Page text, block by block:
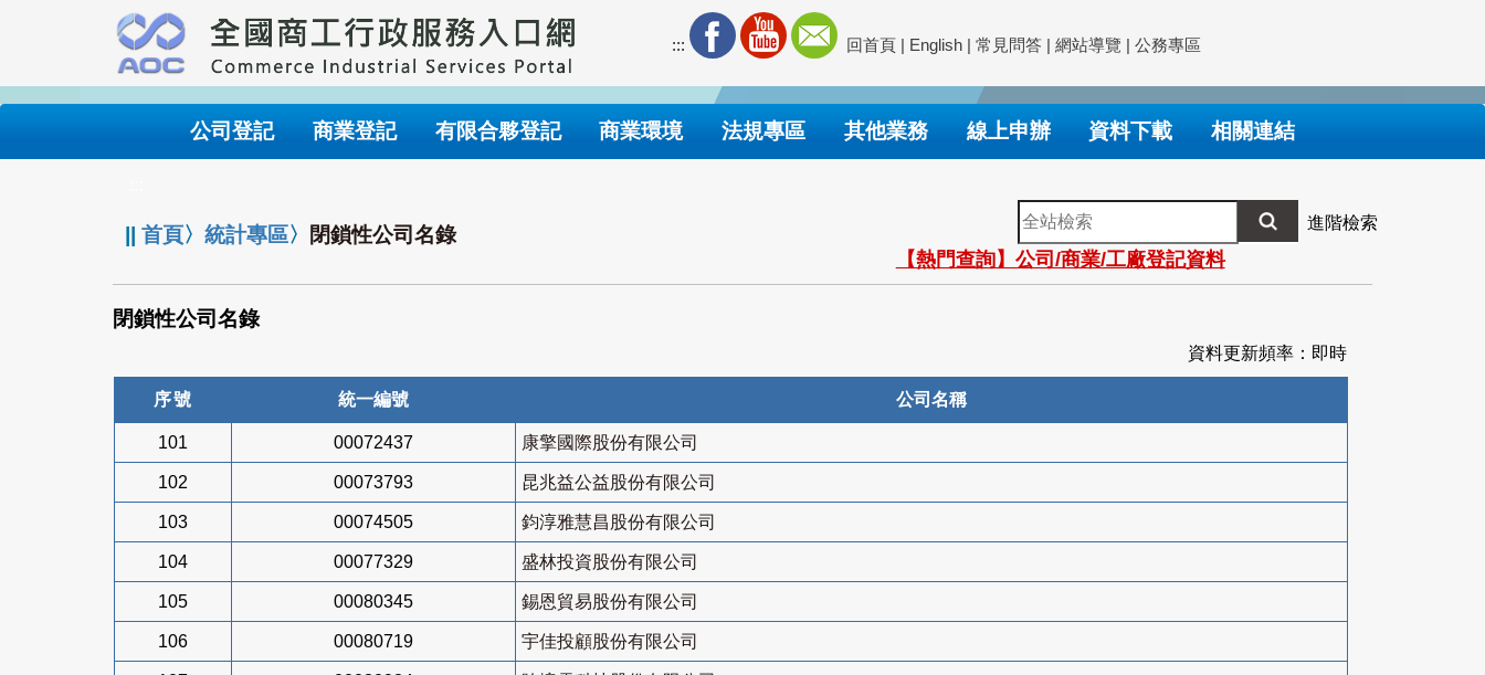
要
內
::: 回首頁 | English | 常見問答 | 網站導覽 | 公務專區
公司登記 商業登記 有限合夥登記 商業環境 法規專區 其他業務 線上申辦 資料下載 相關連結
||首頁〉統計專區〉 閉鎖性公司名錄
全
站
檢
索
進階檢索
【熱門查詢】公司/商業/工廠登記資料
閉鎖性公司名錄
資料更新頻率：即時
序號 統一編號 公司名稱
101 00072437 康擎國際股份有限公司
102 00073793 昆兆益公益股份有限公司
103 00074505 鈞淳雅慧昌股份有限公司
104 00077329 盛林投資股份有限公司
105 00080345 錫恩貿易股份有限公司
106 00080719 宇佳投顧股份有限公司